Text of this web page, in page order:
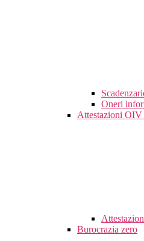
Oneri
Attestazioni OIV
Burocrazia zero